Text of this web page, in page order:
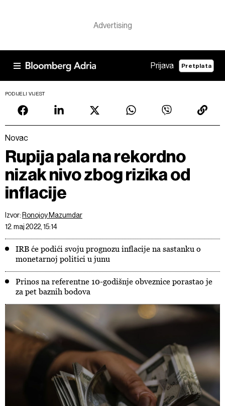
Prijava Pretplata
PODIJELI VIJEST
Novac
Rupija pala na rekordno
nizak nivo zbog rizika od
inflacije
Izvor: Ronojoy Mazumdar
12. maj 2022, 15:14
IRB će podići svoju prognozu inflacije na sastanku o
monetarnoj politici u junu
Prinos na referentne 10-godišnje obveznice porastao je
za pet baznih bodova